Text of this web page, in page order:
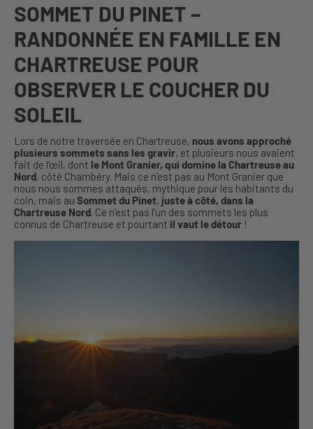
SOMMET DU PINET –
RANDONNÉE EN FAMILLE EN
CHARTREUSE POUR
OBSERVER LE COUCHER DU
SOLEIL
Lors de notre traversée en Chartreuse, nous avons approché
plusieurs sommets sans les gravir, et plusieurs nous avaient
fait de l’œil, dont le Mont Granier, qui domine la Chartreuse au
Nord, côté Chambéry. Mais ce n’est pas au Mont Granier que
nous nous sommes attaqués, mythique pour les habitants du
coin, mais au Sommet du Pinet, juste à côté, dans la
Chartreuse Nord. Ce n’est pas l’un des sommets les plus
connus de Chartreuse et pourtant il vaut le détour !